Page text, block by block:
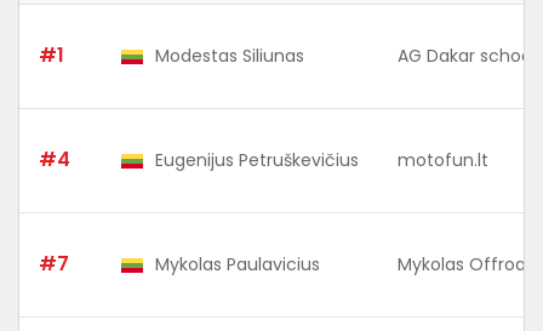
#1 Modestas Siliunas AG Dakar school
#4 Eugenijus Petruškevičius motofun.lt
#7 Mykolas Paulavicius Mykolas Offroad